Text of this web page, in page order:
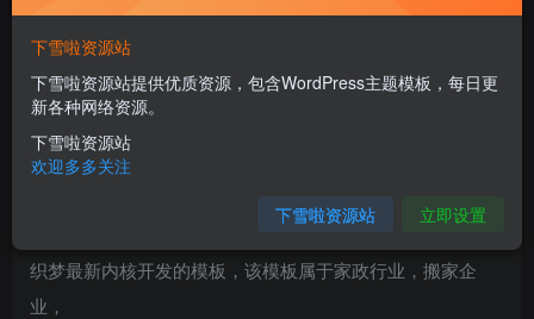
介绍
织梦最新内核开发的模板，该模板属于家政行业，搬家企
业，
下雪啦资源站
下雪啦资源站提供优质资源，包含WordPress主题模板，每日更
新各种网络资源。
下雪啦资源站
欢迎多多关注
下雪啦资源站 立即设置